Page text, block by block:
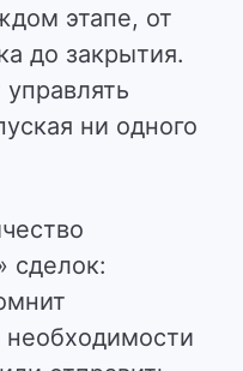
этапе, от
до закрытия.
ни одного
сделок: